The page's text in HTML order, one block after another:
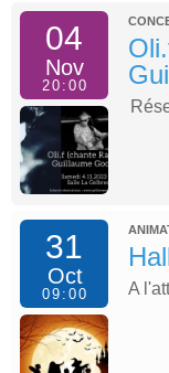
04
Nov
20:00
31
Oct
09:00 A